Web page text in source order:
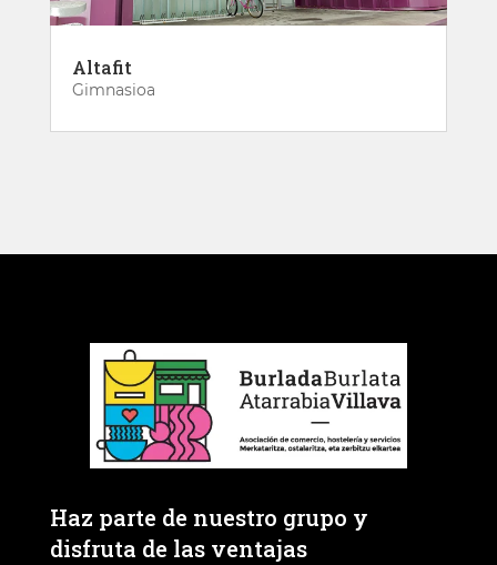
Altafit
Gimnasioa
Haz parte de nuestro grupo y
disfruta de las ventajas